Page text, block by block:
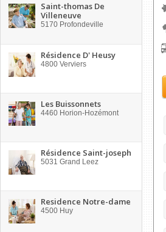
Saint-thomas De
Villeneuve
5170 Profondeville
Résidence D' Heusy
4800 Verviers
Les Buissonnets
4460 Horion-Hozémont
Résidence Saint-joseph
5031 Grand Leez
Residence Notre-dame
4500 Huy